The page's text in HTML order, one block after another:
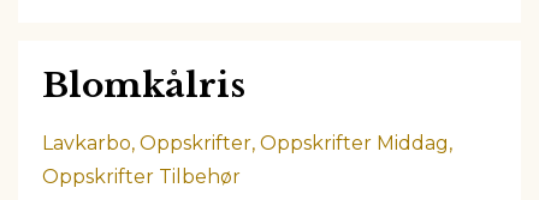
Blomkålris
Lavkarbo Oppskrifter Oppskrifter Middag
Oppskrifter Tilbehør